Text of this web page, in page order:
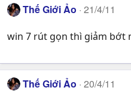
Thế Giới Ảo 21/4/11
win 7 rút gọn thì giảm bớt
Thế Giới Ảo 20/4/11